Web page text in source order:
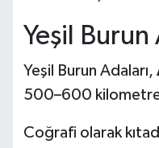
Yeşil Burun
Yeşil Burun Adaları,
500–600 kilometre
Coğrafi olarak